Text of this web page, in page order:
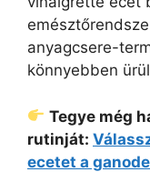
anyagcsere-
könnyebben
Tegye még
rutinját:
ecetet a